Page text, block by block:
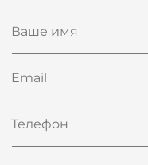
вариант или
входящих в
Ваше имя
Email
Телефон